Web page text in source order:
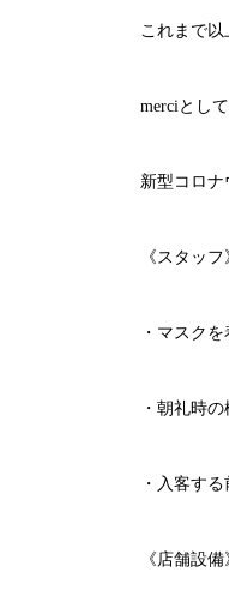
これまで以
merci とし
新型コロ
《スタッフ
・マスクを
・朝礼時の
・入客す
《店舗設備